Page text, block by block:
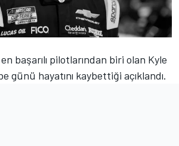
başarılı pilotlarından biri olan Kyle
günü hayatını kaybettiği açıklandı.